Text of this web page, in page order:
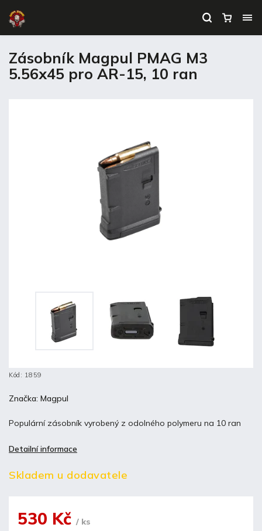
Zásobník Magpul PMAG M3
5.56x45 pro AR-15, 10 ran
Kód: 1859
Populární zásobník vyrobený z odolného polymeru na 10 ran
Detailní informace
Značka: Magpul
Skladem u dodavatele
530 Kč / ks